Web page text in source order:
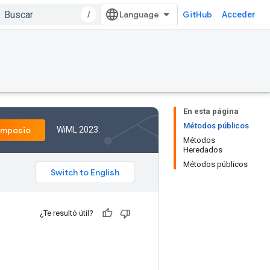
/ GitHub Acceder
En esta página
Métodos públicos
Métodos
Heredados
Métodos públicos
WiML 2023.
¿Te resultó útil?